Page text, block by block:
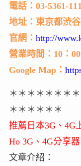
電話：03-5361-
地址：東京都渋
官網： http://
營業時間：10：
Google Map：
＊＊＊＊＊＊＊
＊＊＊＊＊＊
推薦日本3G、4G
Ho 3G、4G分享器
文章介紹：